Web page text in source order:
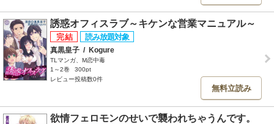
誘惑オフィスラブ～キケンな営業マニュアル～
真黒皇子 / Kogure
TLマンガ、M恋中毒
1～2巻
300pt
レビュー投稿数0件
無料立読み
欲情フェロモンのせいで襲われちゃうんです。